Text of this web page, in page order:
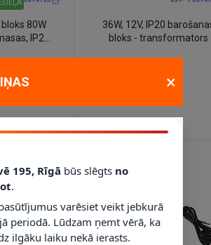
bloks 80W
IP20
36W, 12V, IP20
bloks - transformators
×
195, Rīgā būs slēgts no
.
varēsiet veikt jebkurā
periodā. Lūdzam ņemt vērā, ka
ilgāku laiku nekā ierasts.